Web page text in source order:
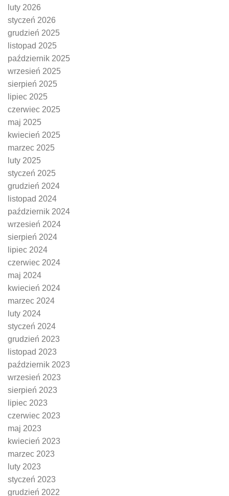
luty 2026
styczeń 2026
grudzień 2025
listopad 2025
październik 2025
wrzesień 2025
sierpień 2025
lipiec 2025
czerwiec 2025
maj 2025
kwiecień 2025
marzec 2025
luty 2025
styczeń 2025
grudzień 2024
listopad 2024
październik 2024
wrzesień 2024
sierpień 2024
lipiec 2024
czerwiec 2024
maj 2024
kwiecień 2024
marzec 2024
luty 2024
styczeń 2024
grudzień 2023
listopad 2023
październik 2023
wrzesień 2023
sierpień 2023
lipiec 2023
czerwiec 2023
maj 2023
kwiecień 2023
marzec 2023
luty 2023
styczeń 2023
grudzień 2022